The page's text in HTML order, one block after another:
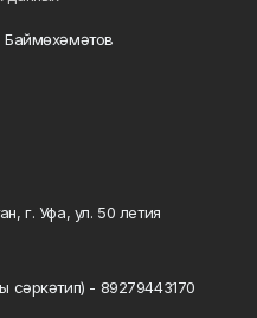
Баймөхәмәтов
г. Уфа, ул. 50 летия
сәркәтип) - 89279443170